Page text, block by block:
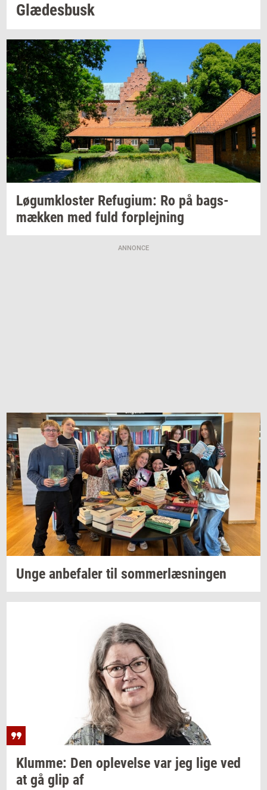
Glæ­des­busk
Løgum­klo­ster Re­fu­gi­um: Ro på bags­
mæk­ken med fuld for­plej­ning
ANNONCE
Unge an­be­fa­ler til som­mer­læs­nin­gen
Klum­me: Den op­le­vel­se var jeg lige ved
at gå glip af